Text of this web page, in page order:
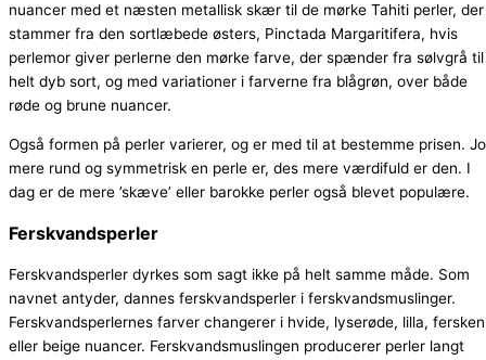
nuancer med et næsten metallisk skær til de mørke Tahiti perler, der
stammer fra den sortlæbede østers, Pinctada Margaritifera, hvis
perlemor giver perlerne den mørke farve, der spænder fra sølvgrå til
helt dyb sort, og med variationer i farverne fra blågrøn, over både
røde og brune nuancer.
Også formen på perler varierer, og er med til at bestemme prisen. Jo
mere rund og symmetrisk en perle er, des mere værdifuld er den. I
dag er de mere ’skæve’ eller barokke perler også blevet populære.
Ferskvandsperler
Ferskvandsperler dyrkes som sagt ikke på helt samme måde. Som
navnet antyder, dannes ferskvandsperler i ferskvandsmuslinger.
Ferskvandsperlernes farver changerer i hvide, lyserøde, lilla, fersken
eller beige nuancer. Ferskvandsmuslingen producerer perler langt